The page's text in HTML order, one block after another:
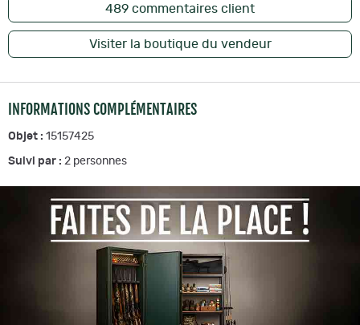
489 commentaires client
Visiter la boutique du vendeur
INFORMATIONS COMPLÉMENTAIRES
Objet : 15157425
Suivi par : 2 personnes